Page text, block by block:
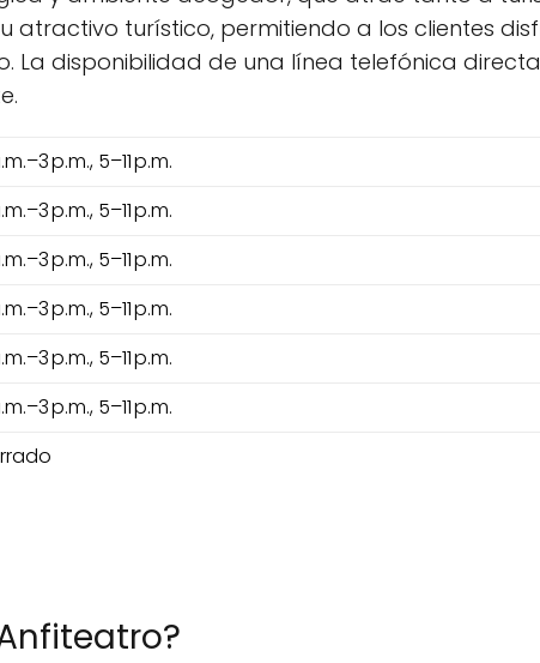
turístico, permitiendo a los clientes
La disponibilidad de una línea telefónica
p.m., 5–11 p.m.
p.m., 5–11 p.m.
p.m., 5–11 p.m.
p.m., 5–11 p.m.
p.m., 5–11 p.m.
p.m., 5–11 p.m.